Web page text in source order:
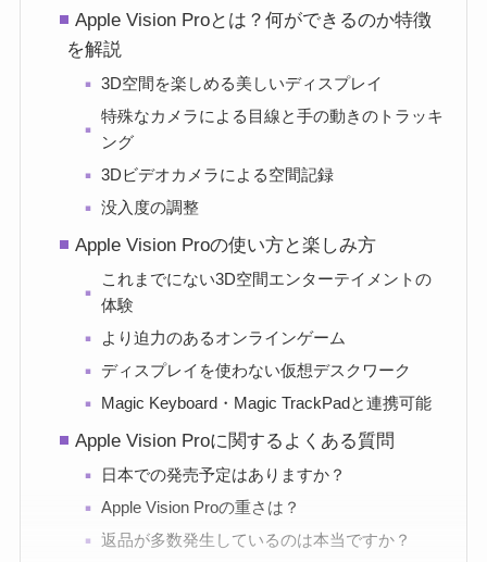
Apple Vision Proとは？何ができるのか特徴
を解説
3D空間を楽しめる美しいディスプレイ
特殊なカメラによる目線と手の動きのトラッキ
ング
3Dビデオカメラによる空間記録
没入度の調整
Apple Vision Proの使い方と楽しみ方
これまでにない3D空間エンターテイメントの
体験
より迫力のあるオンラインゲーム
ディスプレイを使わない仮想デスクワーク
Magic Keyboard・Magic TrackPadと連携可能
Apple Vision Proに関するよくある質問
日本での発売予定はありますか？
Apple Vision Proの重さは？
返品が多数発生しているのは本当ですか？